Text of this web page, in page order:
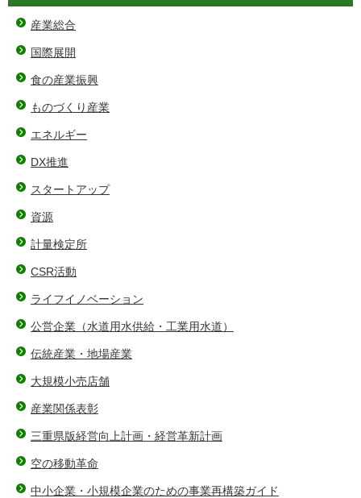
産業総合
国際展開
食の産業振興
ものづくり産業
エネルギー
DX推進
スタートアップ
資源
計量検定所
CSR活動
ライフイノベーション
公営企業（水道用水供給・工業用水道）
伝統産業・地場産業
大規模小売店舗
産業関係表彰
三重県版経営向上計画・経営革新計画
空の移動革命
中小企業・小規模企業のための事業再構築ガイド